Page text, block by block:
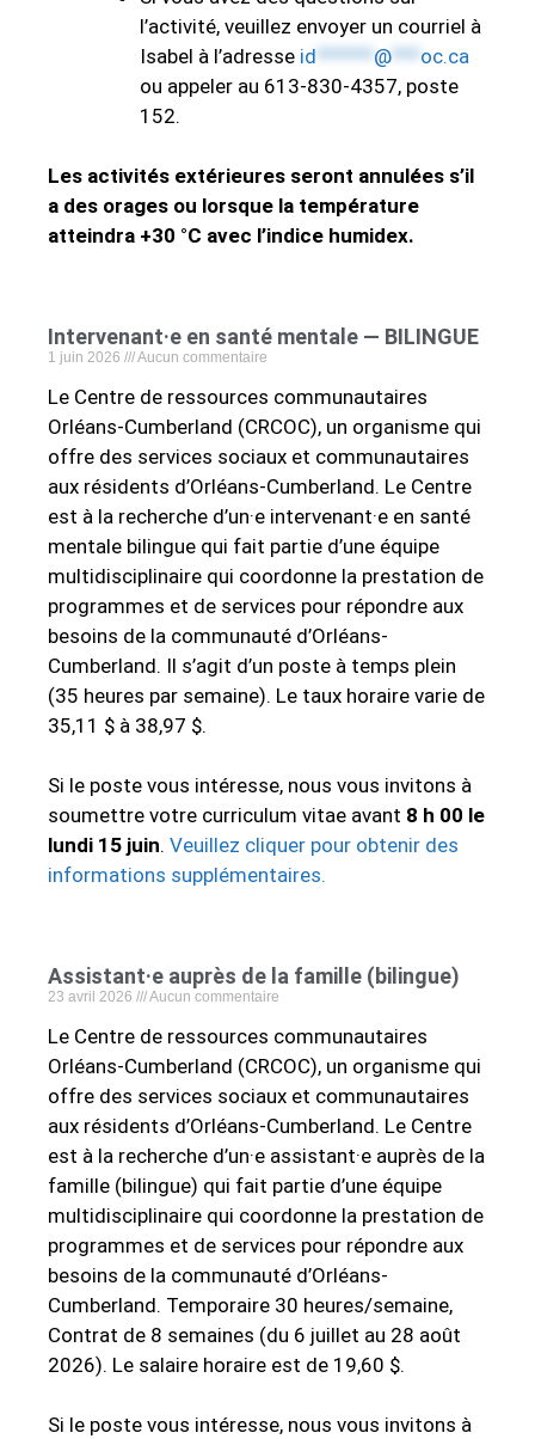
l’activité, veuillez envoyer un courriel à
Isabel à l’adresse id ****** @*** oc.ca
ou appeler au 613-830-4357, poste
152.
Les activités extérieures seront annulées s’il
a des orages ou lorsque la température
atteindra +30 °C avec l’indice humidex.
Intervenant·e en santé mentale — BILINGUE
1 juin 2026 Aucun commentaire
Le Centre de ressources communautaires
Orléans-Cumberland (CRCOC), un organisme qui
offre des services sociaux et communautaires
aux résidents d’Orléans-Cumberland. Le Centre
est à la recherche d’un·e intervenant·e en santé
mentale bilingue qui fait partie d’une équipe
multidisciplinaire qui coordonne la prestation de
programmes et de services pour répondre aux
besoins de la communauté d’Orléans-
Cumberland. Il s’agit d’un poste à temps plein
(35 heures par semaine). Le taux horaire varie de
35,11 $ à 38,97 $.
Si le poste vous intéresse, nous vous invitons à
soumettre votre curriculum vitae avant 8 h 00 le
lundi 15 juin. Veuillez cliquer pour obtenir des
informations supplémentaires.
Assistant·e auprès de la famille (bilingue)
23 avril 2026 Aucun commentaire
Le Centre de ressources communautaires
Orléans-Cumberland (CRCOC), un organisme qui
offre des services sociaux et communautaires
aux résidents d’Orléans-Cumberland. Le Centre
est à la recherche d’un·e assistant·e auprès de la
famille (bilingue) qui fait partie d’une équipe
multidisciplinaire qui coordonne la prestation de
programmes et de services pour répondre aux
besoins de la communauté d’Orléans-
Cumberland. Temporaire 30 heures/semaine,
Contrat de 8 semaines (du 6 juillet au 28 août
2026). Le salaire horaire est de 19,60 $.
Si le poste vous intéresse, nous vous invitons à